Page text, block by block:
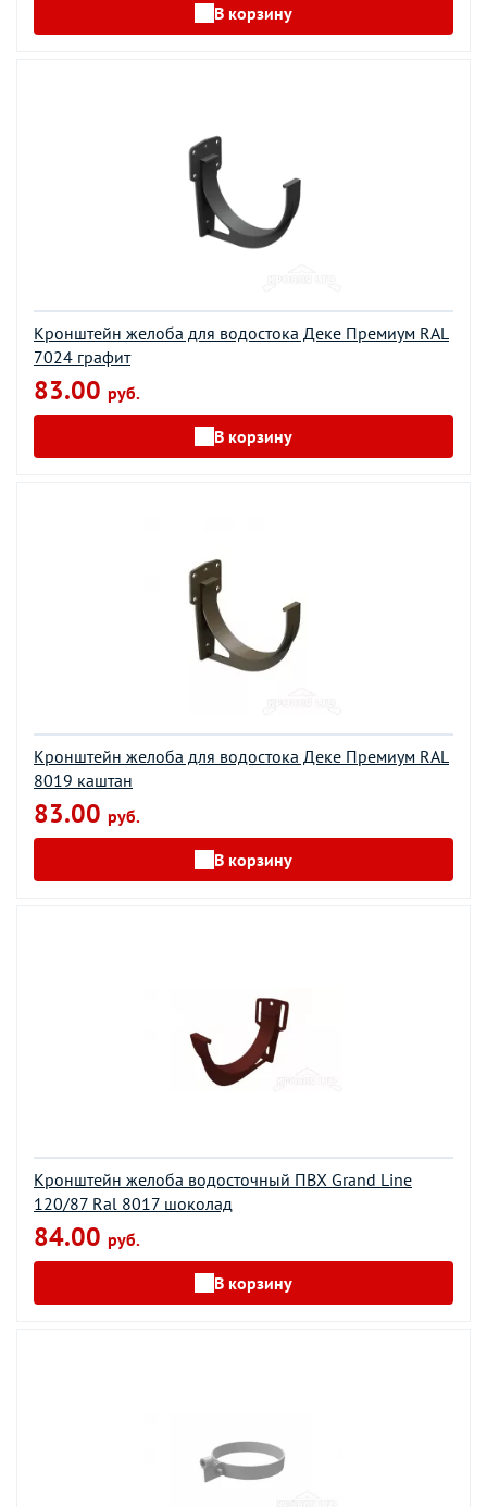
В корзину
Кронштейн желоба для водостока Деке Премиум RAL
7024 графит
83.00 руб.
В корзину
Кронштейн желоба для водостока Деке Премиум RAL
8019 каштан
83.00 руб.
В корзину
Кронштейн желоба водосточный ПВХ Grand Line
120/87 Ral 8017 шоколад
84.00 руб.
В корзину